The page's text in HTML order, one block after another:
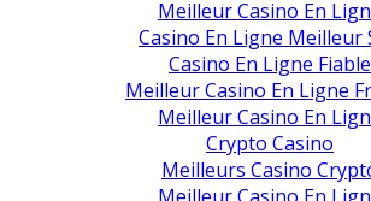
Meilleur Casino En
Casino En Ligne Meilleur
Casino En Ligne Fiable
Meilleur Casino En Ligne
Meilleur Casino En
Crypto Casino
Meilleurs Casino
Meilleur Casino En